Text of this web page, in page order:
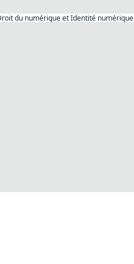
du numérique et Identité numérique